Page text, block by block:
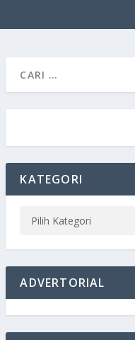
KATEGORI
ADVERTORIAL